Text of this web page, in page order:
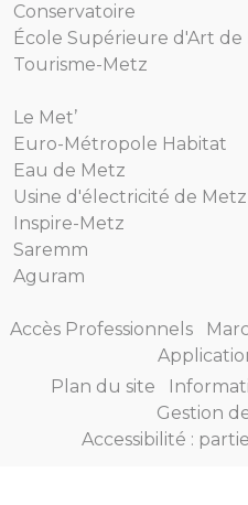
Conservatoire
École Supérieure d'Art de
Tourisme-Metz
Le Met’
Euro-Métropole Habitat
Eau de Metz
Usine d'électricité de Metz
Inspire-Metz
Saremm
Aguram
Accès Professionnels
Plan du site
Gestion
Accessibilité :